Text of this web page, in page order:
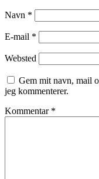
Navn *
E-mail *
Websted
Gem mit navn, mail
jeg kommenterer.
Kommentar *